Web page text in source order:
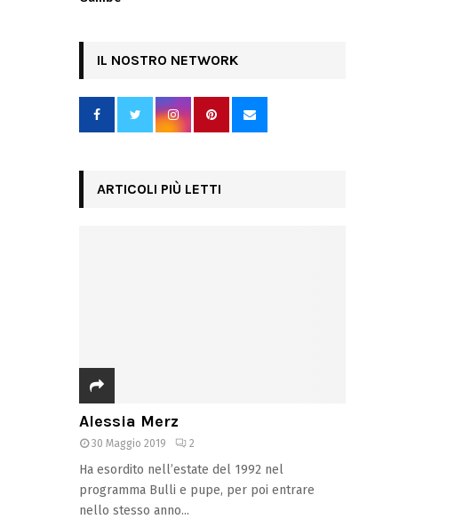
IL NOSTRO NETWORK
ARTICOLI PIÙ LETTI
Alessia Merz
30 Maggio 2019 2
Ha esordito nell’estate del 1992 nel
programma Bulli e pupe, per poi entrare
nello stesso anno...